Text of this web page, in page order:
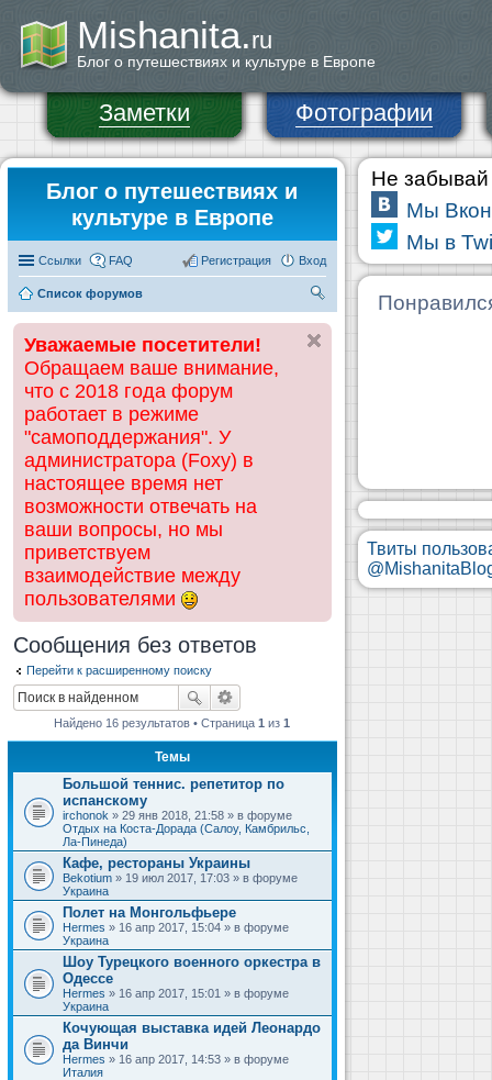
Mishanita.ru
Блог о путешествиях и культуре в Европе
Заметки Фотографии
Блог о путешествиях и
культуре в Европе
Ссылки FAQ Вход
Регистрация
Список форумов
ск
Уважаемые посетители!
Обращаем ваше внимание,
что с 2018 года форум
работает в режиме
"самоподдержания". У
администратора (Foxy) в
настоящее время нет
возможности отвечать на
ваши вопросы, но мы
приветствуем
взаимодействие между
пользователями
Сообщения без ответов
Перейти к расширенному поиску
Найдено 16 результатов • Страница1 из1
Темы
Большой теннис. репетитор по
испанскому
irchonok » 29 янв 2018, 21:58 » в форуме
Отдых на Коста-Дорада (Салоу, Камбрильс,
Ла-Пинеда)
Кафе, рестораны Украины
Bekotium » 19 июл 2017, 17:03 » в форуме
Украина
Полет на Монгольфьере
Hermes » 16 апр 2017, 15:04 » в форуме
Украина
Шоу Турецкого военного оркестра в
Одессе
Hermes » 16 апр 2017, 15:01 » в форуме
Украина
Кочующая выставка идей Леонардо
да Винчи
Hermes » 16 апр 2017, 14:53 » в форуме
Италия
Не забывай
Мы
Мы в
Твиты